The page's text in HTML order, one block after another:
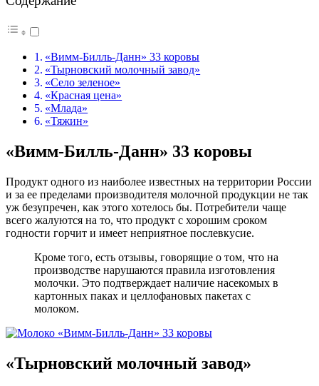
«Вимм-Билль-Данн» 33 коровы
«Тырновский молочный завод»
«Село зеленое»
«Красная цена»
«Млада»
«Тяжин»
«Вимм-Билль-Данн» 33 коровы
Продукт одного из наиболее известных на территории России
и за ее пределами производителя молочной продукции не так
уж безупречен, как этого хотелось бы. Потребители чаще
всего жалуются на то, что продукт с хорошим сроком
годности горчит и имеет неприятное послевкусие.
Кроме того, есть отзывы, говорящие о том, что на
производстве нарушаются правила изготовления
молочки. Это подтверждает наличие насекомых в
картонных паках и целлофановых пакетах с
молоком.
«Тырновский молочный завод»